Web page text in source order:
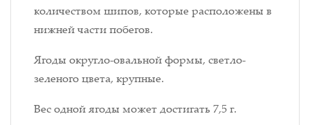
количеством шипов, которые расположены в
нижней части побегов.
Ягоды округло-овальной формы, светло-
зеленого цвета, крупные.
Вес одной ягоды может достигать 7,5 г.